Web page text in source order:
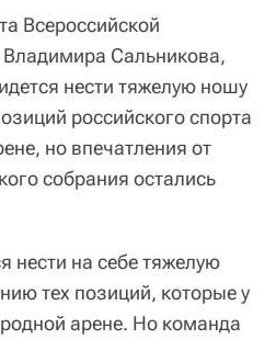
Всероссийской
Сальникова,
нести тяжелую ношу
российского спорта
но впечатления от
собрания остались
нести на себе тяжелую
тех позиций, которые у
арене. Но команда